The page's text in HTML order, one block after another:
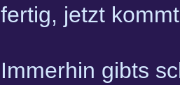
fertig, jetzt
Immerhin gibts